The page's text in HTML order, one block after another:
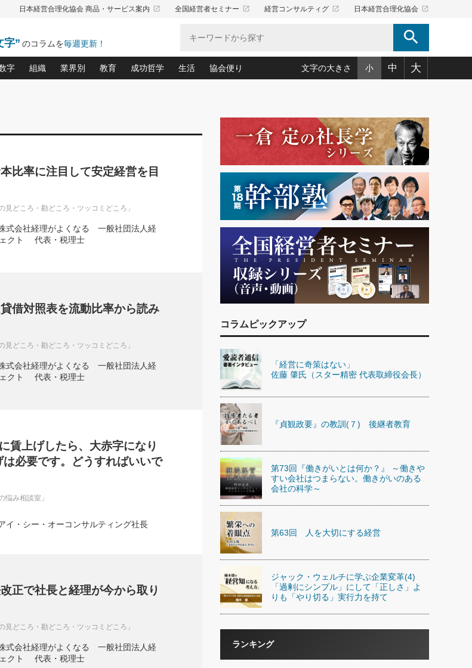
日本経営合理化協会 商品・サービス案内 launch 全国経営者セミナー launch 経営コンサルティグ launch 日本経営合理化協会 launch
字” のコラムを毎週更新！ search
2026.08.5
【追悼】鈴木敏文氏 言葉で伝
える経営（ジャーナリスト 勝
もっとみる
座(12)
ってい
要因と
知っておきたい、やってお
(95)
手「牟田太陽の社長業ネクスト」
の『経営戦略の新常識』(12)
(635)
分間スピーチ」ネタ帳(159)
え方」(57)
と思われる「一流の仕事術」(28)
実現道場(10)
月のヒット商品」(109)
種 4.0(206)
字
おカネが残る決算書にするために、やっておきたいこと(34)
強い決算書の会社はココが違う！(36)
決算書の“見える化”術(12)
組織
中小企業の新たな法律リスク(178)
賃金決定の定石(68)
顧客・社員・社会から支持される「ウェルビーイング経営入
門」(23)
業界別
売れる住宅を創る 100の視点(100)
柿内幸夫─社長のための現場改善(174)
教育
あなただからお願いしたいと思われる 気配りの達人(127)
クレーム対応の新知識と新常識(57)
デキル社員に育てる！ 社員教育の決め手(203)
業績アップにつながる！ワンランク上の手紙・メール術(100)
成功哲学
中国哲学に学ぶ 不況は会社守成の好機(38)
令和時代の「社長の人間力の磨き方」(86)
先人の名句名言の教え 東洋思想に学ぶ経営学(132)
渡部昇一の「日本の指導者たち」(32)
経営に活かす“十八史略”(30)
生活
おのころ心平の ──社長のための「か・ら・だマネジメント」
デジタルＡＶを味方に！新・仕事術(180)
リーダー脳の鍛え方(32)
ワインを楽しむ基礎レッスン(12)
必読！社長が読むべき今月の4冊(88)
眼と耳で楽しむ読書術(162)
社長の「氣」(30)
米国スポーツ・ビジネスに学ぶ心理学(98)
高橋一喜の『これぞ！"本物の温泉"』(157)
協会便り
「愛読者通信」著者インタビュー(44)
ビジネス見聞録 経営ニュース(100)
作間信司の経営無形庵(けいえいむぎょうあん)(166)
繁栄への着眼点 牟田太陽(76)
講話を聞いて学ぼう 実学・耳学・磨く「ミミガク」のすすめ
(7)
文字の大きさ 小 中 大
比率に注目して安定経営を目
見どころ・勘どころ・ツッコミどころ」
式会社経理がよくなる 一般社団法人経
クト 代表・税理士
借対照表を流動比率から読み
見どころ・勘どころ・ツッコミどころ」
式会社経理がよくなる 一般社団法人経
クト 代表・税理士
賃上げしたら、大赤字になり
は必要です。どうすればいいで
悩み相談室」
イ・シー・オーコンサルティング社長
正で社長と経理が今から取り
見どころ・勘どころ・ツッコミどころ」
式会社経理がよくなる 一般社団法人経
クト 代表・税理士
コラムピックアップ
「経営に奇策はない」
佐藤 肇氏（スター精密 代表取締役会長）
『貞観政要』の教訓(７) 後継者教育
第73回『働きがいとは何か？』 ～働きや
すい会社はつまらない。働きがいのある
会社の科学～
第63回 人を大切にする経営
ジャック・ウェルチに学ぶ企業変革(4)
「過剰にシンプル」にして「正しさ」よ
りも「やり切る」実行力を持て
ランキング